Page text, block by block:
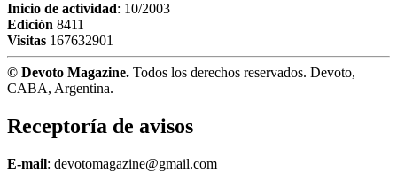
Inicio de actividad: 10/2003
Edición 8411
Visitas 167632901
© Devoto Magazine. Todos los derechos reservados. Devoto,
CABA, Argentina.
Receptoría de avisos
E-mail: devotomagazine@gmail.com